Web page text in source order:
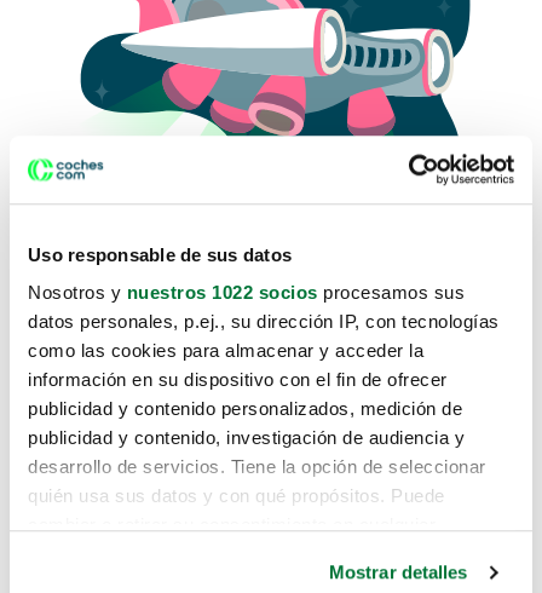
Uso responsable de sus datos
Nosotros y nuestros 1022 socios procesamos sus
datos personales, p.ej., su dirección IP, con tecnologías
como las cookies para almacenar y acceder la
información en su dispositivo con el fin de ofrecer
publicidad y contenido personalizados, medición de
publicidad y contenido, investigación de audiencia y
desarrollo de servicios. Tiene la opción de seleccionar
quién usa sus datos y con qué propósitos. Puede
Mostrar detalles
Lo sentimos, no sabemos como
te hemos traido hasta aquí.
Pero puedes encontrar el coche que estás
buscando en alguno de estos enlaces: